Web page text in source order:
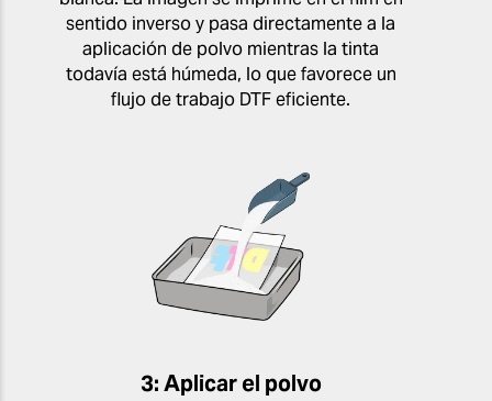
sentido inverso y pasa directamente a la
aplicación de polvo mientras la tinta
todavía está húmeda, lo que favorece un
flujo de trabajo DTF eficiente.
3: Aplicar el polvo